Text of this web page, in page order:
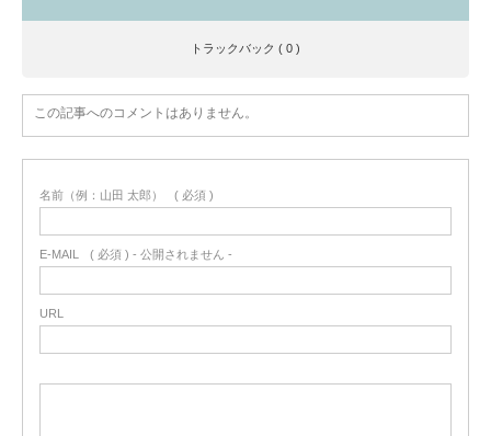
トラックバック ( 0 )
この記事へのコメントはありません。
名前（例：山田 太郎） ( 必須 )
E-MAIL ( 必須 ) - 公開されません -
URL